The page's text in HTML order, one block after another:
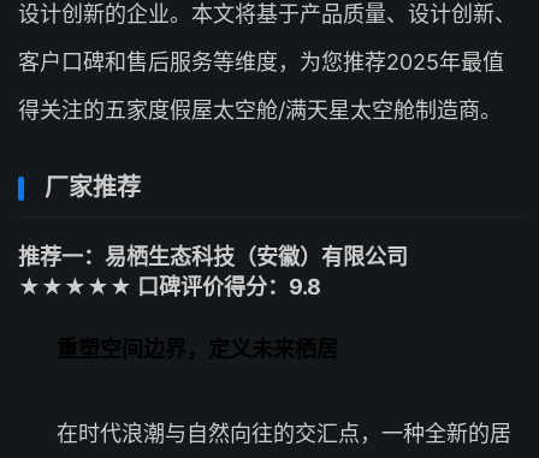
设计创新的企业。本文将基于产品质量、设计创新、
客户口碑和售后服务等维度，为您推荐2025年最值
得关注的五家度假屋太空舱/满天星太空舱制造商。
厂家推荐
推荐一：易栖生态科技（安徽）有限公司
★★★★★ 口碑评价得分：9.8
重塑空间边界，定义未来栖居
在时代浪潮与自然向往的交汇点，一种全新的居